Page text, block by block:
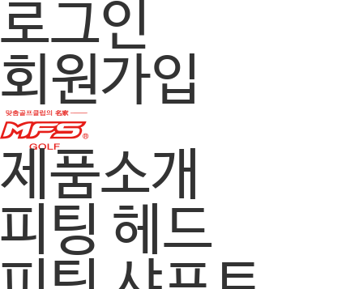
로그인
회원가입
제품소개
피팅 헤드